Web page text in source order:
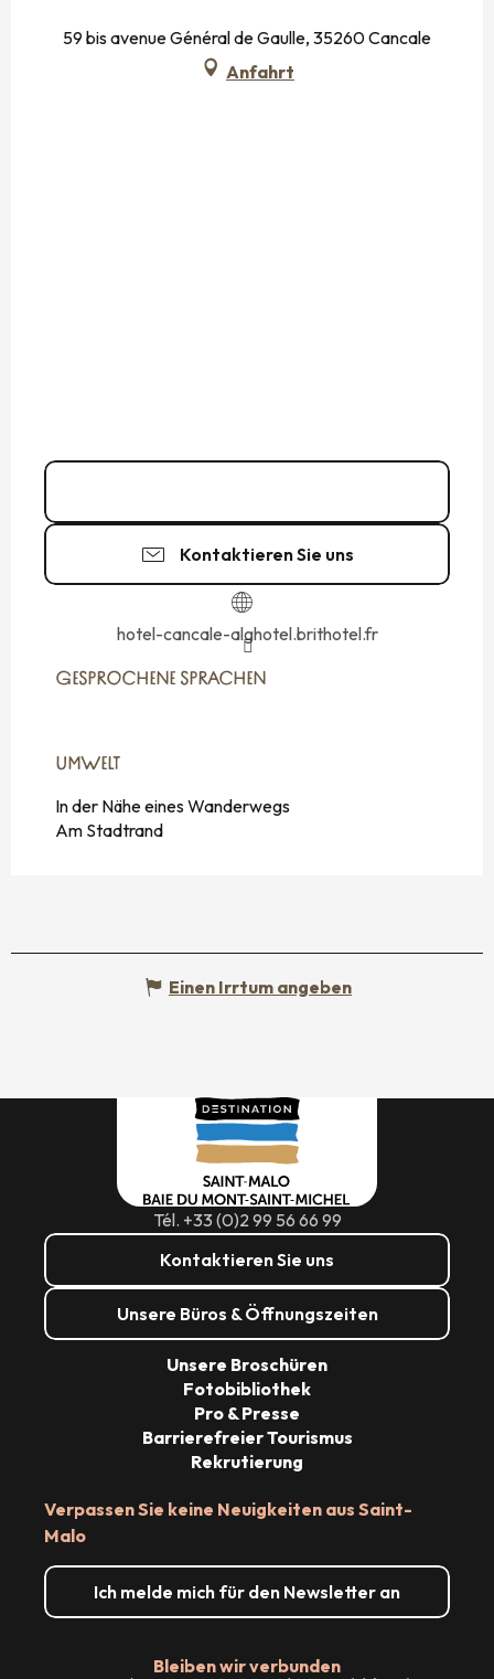
59 bis avenue Général de Gaulle, 35260 Cancale
Anfahrt
Kontaktieren Sie uns
hotel-cancale-alghotel.brithotel.fr
GESPROCHENE SPRACHEN
GESPROCHENE SPRACHEN
UMWELT
UMWELT
In der Nähe eines Wanderwegs
Am Stadtrand
Einen Irrtum angeben
Tél. +33 (0)2 99 56 66 99
Kontaktieren Sie uns
Unsere Büros & Öffnungszeiten
Verpassen Sie keine Neuigkeiten aus Saint-
Malo
Ich melde mich für den Newsletter an
Bleiben wir verbunden
Unsere Broschüren
Fotobibliothek
Pro & Presse
Barrierefreier Tourismus
Rekrutierung